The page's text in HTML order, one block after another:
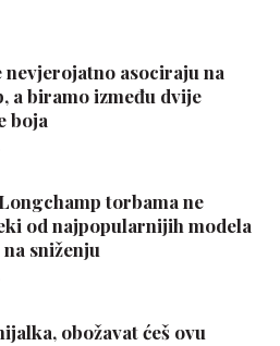
nevjerojatno asociraju na
a biramo između dvije
boja
torbama ne
od najpopularnijih modela
sniženju
obožavat ćeš ovu